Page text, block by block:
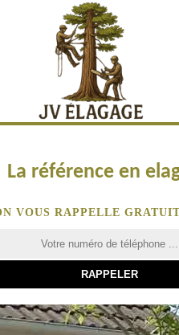
La référence en
VOUS RAPPELLE